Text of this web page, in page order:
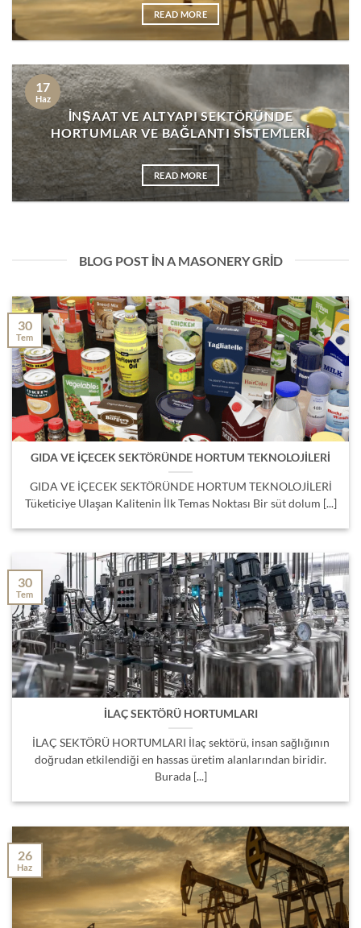
READ MORE
İNŞAAT VE ALTYAPI SEKTÖRÜNDE
HORTUMLAR VE BAĞLANTI SİSTEMLERİ
READ MORE
17
Haz
BLOG POST IN A MASONERY GRID
GIDA VE İÇECEK SEKTÖRÜNDE HORTUM TEKNOLOJİLERİ
GIDA VE İÇECEK SEKTÖRÜNDE HORTUM TEKNOLOJİLERİ
Tüketiciye Ulaşan Kalitenin İlk Temas Noktası Bir süt dolum [...]
30
Tem
İLAÇ SEKTÖRÜ HORTUMLARI
İLAÇ SEKTÖRÜ HORTUMLARI İlaç sektörü, insan sağlığının
doğrudan etkilendiği en hassas üretim alanlarından biridir.
Burada [...]
30
Tem
26
Haz